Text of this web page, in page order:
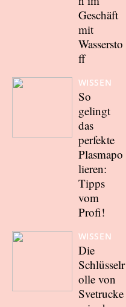
Geschäft
mit
Wassersto
ff
WISSEN
So
gelingt
das
perfekte
Plasmapo
lieren:
Tipps
vom
Profi!
WISSEN
Die
Schlüsselr
olle von
Svetrucke